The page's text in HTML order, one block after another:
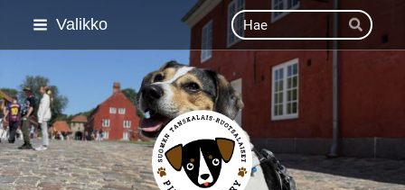
Siirry
Valikko Haku
Hae
Suomen Tanskalais-